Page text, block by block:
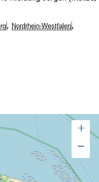
, Nordrhein-Westfalen,
+
−